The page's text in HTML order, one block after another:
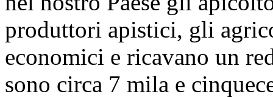
produttori apistici, gli
economici e ricavano un
sono circa 7 mila e